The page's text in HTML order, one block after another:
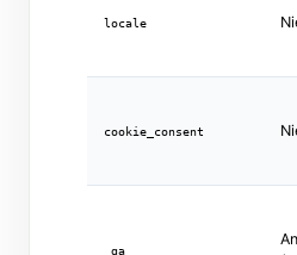
locale
cookie_consent
_ga